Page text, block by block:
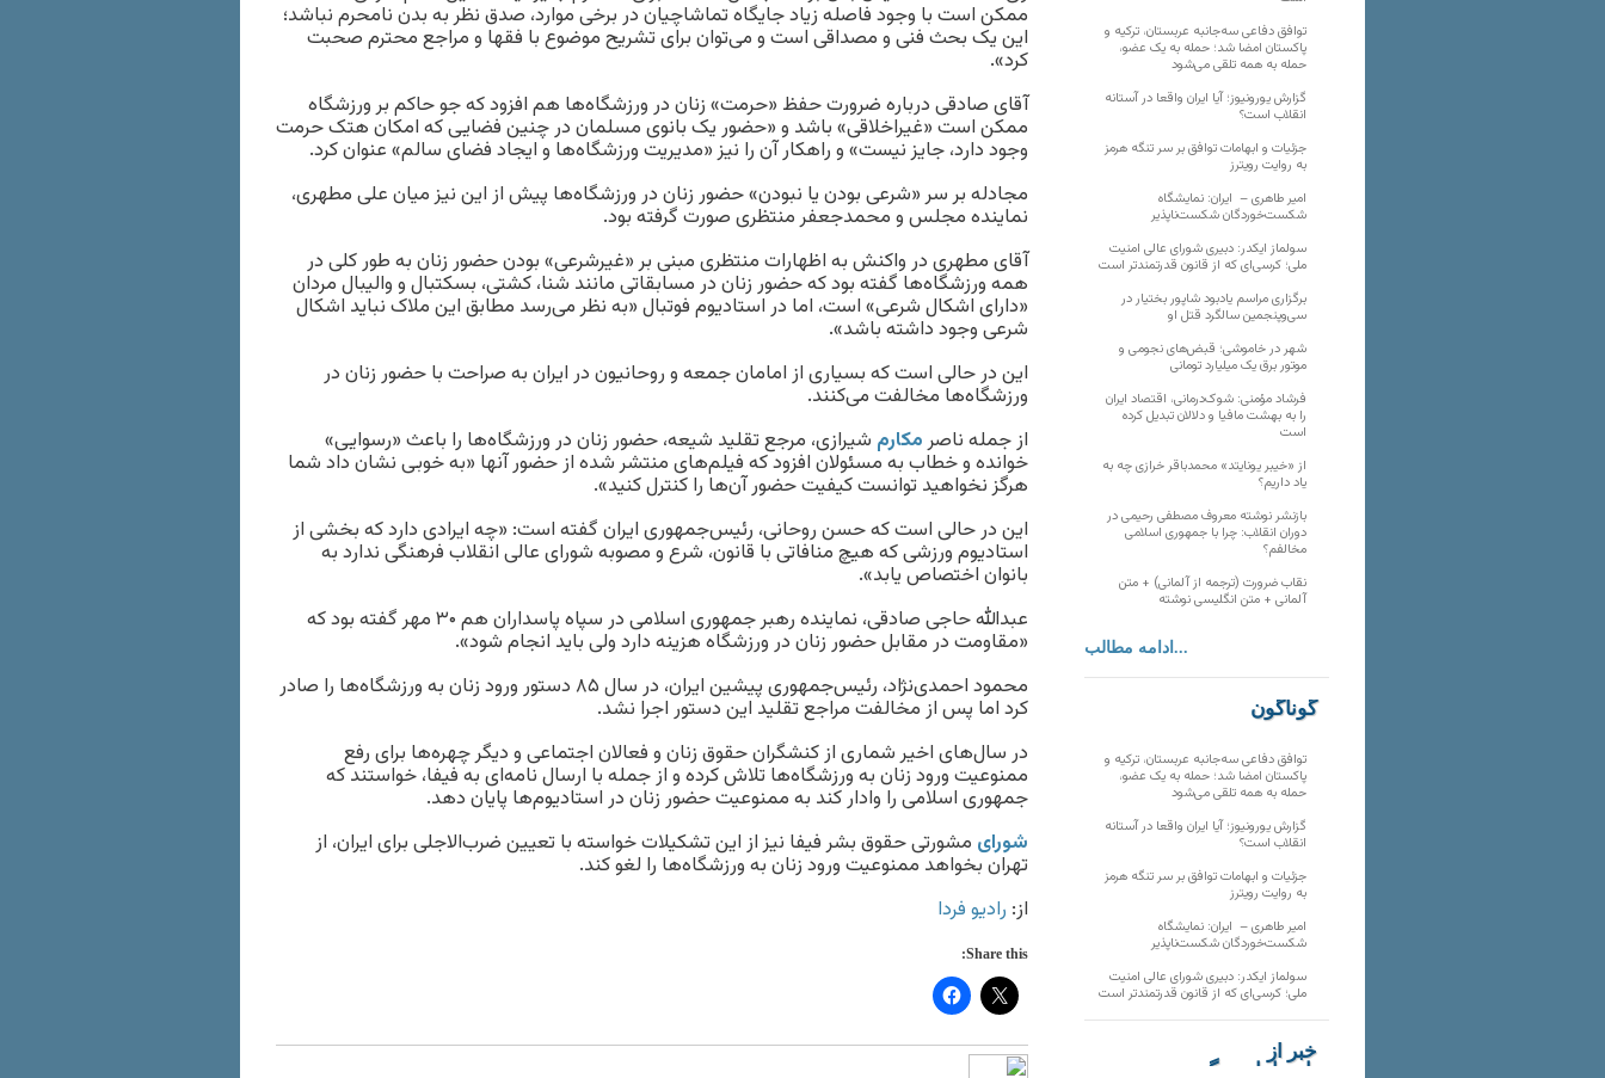
ممکن است با وجود فاصله زیاد جایگاه تماشاچیان در برخی موارد، صدق نظر به بدن نامحرم نباشد؛
این یک بحث فنی و مصداقی است و می‌توان برای تشریح موضوع با فقها و مراجع محترم صحبت
کرد».
آقای صادقی درباره ضرورت حفظ «حرمت» زنان در ورزشگاه‌ها هم افزود که جو حاکم بر ورزشگاه
ممکن است «غیراخلاقی» باشد و «حضور یک بانوی مسلمان در چنین فضایی که امکان هتک حرمت
وجود دارد، جایز نیست» و راهکار آن را نیز «مدیریت ورزشگاه‌ها و ایجاد فضای سالم» عنوان کرد.
مجادله بر سر «شرعی بودن یا نبودن» حضور زنان در ورزشگاه‌ها پیش از این نیز میان علی مطهری،
نماینده مجلس و محمدجعفر منتظری صورت گرفته بود.
آقای مطهری در واکنش به اظهارات منتظری مبنی بر «غیرشرعی» بودن حضور زنان به طور کلی در
همه ورزشگاه‌ها گفته بود که حضور زنان در مسابقاتی مانند شنا، کشتی، بسکتبال و والیبال مردان
«دارای اشکال شرعی» است، اما در استادیوم‌ فوتبال «به نظر می‌رسد مطابق این ملاک نباید اشکال
شرعی وجود داشته باشد».
این در حالی است که بسیاری از امامان جمعه و روحانیون در ایران به صراحت با حضور زنان در
ورزشگاه‌ها مخالفت می‌کنند.
از جمله ناصرمکارم شیرازی، مرجع تقلید شیعه، حضور زنان در ورزشگاه‌ها را باعث «رسوایی»
خوانده و خطاب به مسئولان افزود که فیلم‌های منتشر شده از حضور آنها «به خوبی نشان داد شما
هرگز نخواهید توانست کیفیت حضور آن‌ها را کنترل کنید».
این در حالی است که حسن روحانی، رئیس‌جمهوری ایران گفته است: «چه ایرادی دارد که بخشی از
استادیوم ورزشی که هیچ منافاتی با قانون، شرع و مصوبه شورای عالی انقلاب فرهنگی ندارد به
بانوان اختصاص یابد».
عبدالله حاجی صادقی، نماینده رهبر جمهوری اسلامی در سپاه پاسداران هم ۳۰ مهر گفته بود که
«مقاومت در مقابل حضور زنان در ورزشگاه هزینه دارد ولی باید انجام شود».
محمود احمدی‌نژاد، رئیس‌جمهوری پیشین ایران، در سال ۸۵ دستور ورود زنان به ورزشگاه‌ها را صادر
کرد اما پس از مخالفت مراجع تقلید این دستور اجرا نشد.
در سال‌های اخیر شماری از کنشگران حقوق زنان و فعالان اجتماعی و دیگر چهره‌ها برای رفع
ممنوعیت ورود زنان به ورزشگاه‌ها تلاش کرده و از جمله با ارسال نامه‌ای به فیفا، خواستند که
جمهوری اسلامی را وادار کند به ممنوعیت حضور زنان در استادیوم‌ها پایان دهد.
شورای مشورتی حقوق بشر فیفا نیز از این تشکیلات خواسته با تعیین ضرب‌الاجلی برای ایران، از
تهران بخواهد ممنوعیت ورود زنان به ورزشگاه‌ها را لغو کند.
از: رادیو فردا
Share this:
توافق دفاعی سه‌جانبه عربستان، ترکیه و
پاکستان امضا شد؛ حمله به یک عضو،
حمله به همه تلقی می‌شود
گزارش یورونیوز؛ آیا ایران واقعا در آستانه
انقلاب است؟
جزئیات و ابهامات توافق بر سر تنگه هرمز
به روایت رویترز
امیر طاهری – ایران: نمایشگاه
شکست‌خوردگان شکست‌ناپذیر
سولماز ایکدر: دبیری شورای عالی امنیت
ملی؛ کرسی‌ای که از قانون قدرتمندتر است
برگزاری مراسم یادبود شاپور بختیار در
سی‌وپنجمین سالگرد قتل او
شهر در خاموشی؛ قبض‌های نجومی و
موتور برق یک میلیارد تومانی
فرشاد مؤمنی: شوک‌درمانی، اقتصاد ایران
را به بهشت مافیا و دلالان تبدیل کرده
است
از «خیبر یونایتد» محمدباقر خرازی چه به
یاد داریم؟
بازنشر نوشته معروف مصطفی رحیمی در
دوران انقلاب: چرا با جمهوری اسلامی
مخالفم؟
نقاب ضرورت (ترجمه از آلمانی) + متن
آلمانی + متن انگلیسی نوشته
ادامه مطالب...
گوناگون
توافق دفاعی سه‌جانبه عربستان، ترکیه و
پاکستان امضا شد؛ حمله به یک عضو،
حمله به همه تلقی می‌شود
گزارش یورونیوز؛ آیا ایران واقعا در آستانه
انقلاب است؟
جزئیات و ابهامات توافق بر سر تنگه هرمز
به روایت رویترز
امیر طاهری – ایران: نمایشگاه
شکست‌خوردگان شکست‌ناپذیر
سولماز ایکدر: دبیری شورای عالی امنیت
ملی؛ کرسی‌ای که از قانون قدرتمندتر است
خبر از
تارنماهای دیگر